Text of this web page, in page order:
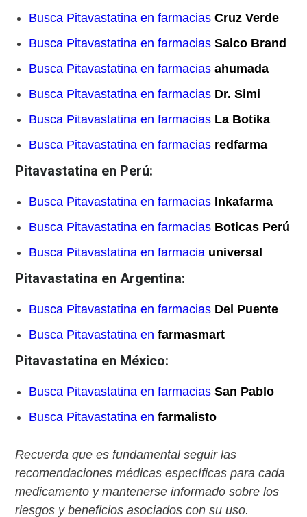
Busca Pitavastatina en farmaciasCruz Verde
Busca Pitavastatina en farmaciasSalco Brand
Busca Pitavastatina en farmaciasahumada
Busca Pitavastatina en farmacias Dr. Simi
Busca Pitavastatina en farmacias La Botika
Busca Pitavastatina en farmacias redfarma
Pitavastatina en Perú:
Busca Pitavastatina en farmacias Inkafarma
Busca Pitavastatina en farmacias Boticas Perú
Busca Pitavastatina en farmacia universal
Pitavastatina en Argentina:
Busca Pitavastatina en farmacias Del Puente
Busca Pitavastatina enfarmasmart
Pitavastatina en México:
Busca Pitavastatina en farmaciasSan Pablo
Busca Pitavastatina enfarmalisto
Recuerda que es fundamental seguir las
recomendaciones médicas específicas para cada
medicamento y mantenerse informado sobre los
riesgos y beneficios asociados con su uso.